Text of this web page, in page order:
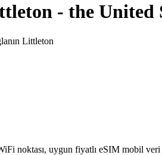
- the United
Littleton
noktası, uygun fiyatlı eSIM mobil